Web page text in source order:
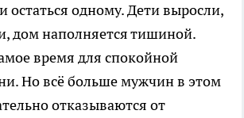
остаться одному. Дети выросли,
дом наполняется тишиной.
время для спокойной
Но всё больше мужчин в этом
отказываются от